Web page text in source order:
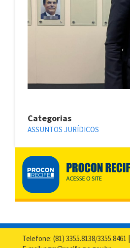
Categorias
ASSUNTOS JURÍDICOS
Telefone: (81) 3355.8138/3355.8461 |